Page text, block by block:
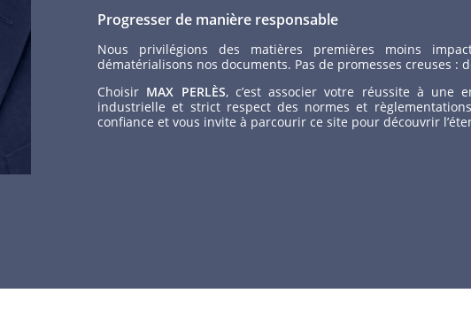
Progresser de manière responsable
Nous privilégions des matières premières moins
dématérialisons nos documents. Pas de promesses creuses :
Choisir MAX PERLÈS, c’est associer votre réussite à une
industrielle et strict respect des normes et
confiance et vous invite à parcourir ce site pour découvrir